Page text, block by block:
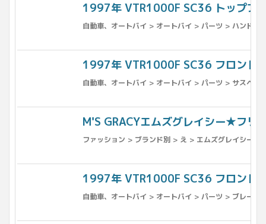
1997年 VTR1000F SC36 トップブ
自動車、オートバイ > オートバイ > パーツ > ハンドル
1997年 VTR1000F SC36 フロント
自動車、オートバイ > オートバイ > パーツ > サスペン
M'S GRACYエムズグレイシー★フリ
ファッション > ブランド別 > え > エムズグレイシー
1997年 VTR1000F SC36 フロント
自動車、オートバイ > オートバイ > パーツ > ブレーキ